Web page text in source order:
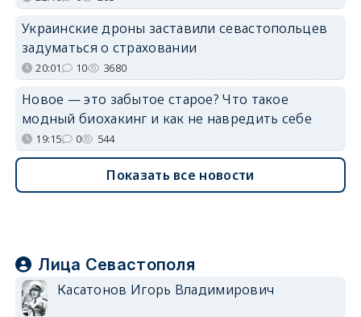
Украинские дроны заставили севастопольцев
задуматься о страховании
20:01 10 3680
Новое — это забытое старое? Что такое
модный биохакинг и как не навредить себе
19:15 0 544
Показать все новости
Лица Севастополя
Касатонов Игорь Владимирович